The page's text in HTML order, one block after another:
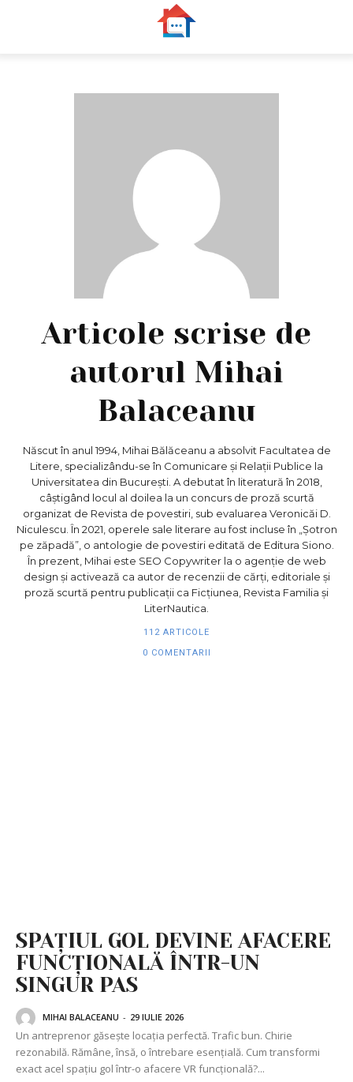
Articole scrise de
autorul Mihai
Balaceanu
Născut în anul 1994, Mihai Bălăceanu a absolvit Facultatea de
Litere, specializându-se în Comunicare și Relații Publice la
Universitatea din București. A debutat în literatură în 2018,
câștigând locul al doilea la un concurs de proză scurtă
organizat de Revista de povestiri, sub evaluarea Veronicăi D.
Niculescu. În 2021, operele sale literare au fost incluse în „Șotron
pe zăpadă”, o antologie de povestiri editată de Editura Siono.
În prezent, Mihai este SEO Copywriter la o agenție de web
design și activează ca autor de recenzii de cărți, editoriale și
proză scurtă pentru publicații ca Ficțiunea, Revista Familia și
LiterNautica.
112 ARTICOLE
0 COMENTARII
SPAȚIUL GOL DEVINE AFACERE
FUNCȚIONALĂ ÎNTR-UN
SINGUR PAS
MIHAI BALACEANU - 29 IULIE 2026
Un antreprenor găsește locația perfectă. Trafic bun. Chirie
rezonabilă. Rămâne, însă, o întrebare esențială. Cum transformi
exact acel spațiu gol într-o afacere VR funcțională?...